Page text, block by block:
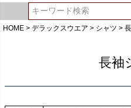
HOME デラックスウエア シャツ
長袖